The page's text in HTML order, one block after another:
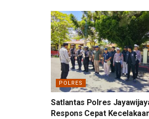
POLRES
Satlantas Polres
Respons Cepat